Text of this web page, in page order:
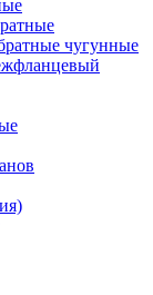
чугунные